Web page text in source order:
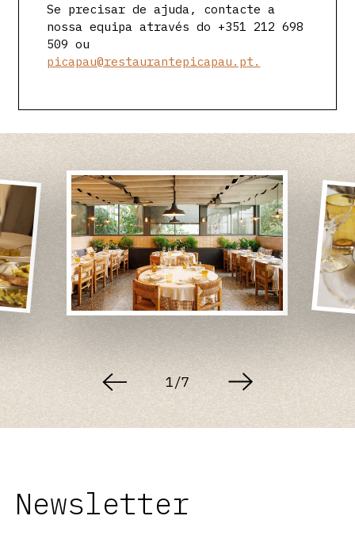
Se precisar de ajuda, contacte a
nossa equipa através do +351 212 698
509 ou
picapau@restaurantepicapau.pt.
1/7
Newsletter